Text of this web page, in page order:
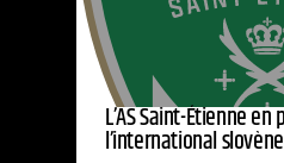
L’AS Saint-Étienne
l’international